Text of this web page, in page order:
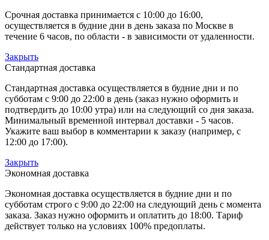
Срочная доставка принимается с 10:00 до 16:00,
осуществляется в будние дни в день заказа по Москве в
течение 6 часов, по области - в зависимости от удаленности.
Закрыть
Стандартная доставка
Стандартная доставка осуществляется в будние дни и по
субботам с 9:00 до 22:00 в день (заказ нужно оформить и
подтвердить до 10:00 утра) или на следующий со дня заказа.
Минимальный временной интервал доставки - 5 часов.
Укажите ваш выбор в комментарии к заказу (например, с
12:00 до 17:00).
Закрыть
Экономная доставка
Экономная доставка осуществляется в будние дни и по
субботам строго с 9:00 до 22:00 на следующий день с момента
заказа. Заказ нужно оформить и оплатить до 18:00. Тариф
действует только на условиях 100% предоплаты.